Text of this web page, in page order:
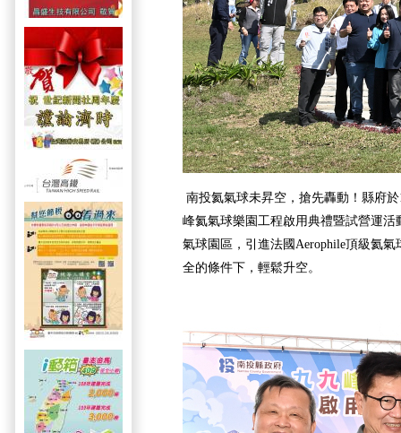
南投氦氣球未昇空，搶先轟動！縣府
峰氦氣球樂園工程啟用典禮暨試營運
氣球園區，引進法國Aerophile頂級氦
全的條件下，輕鬆升空。